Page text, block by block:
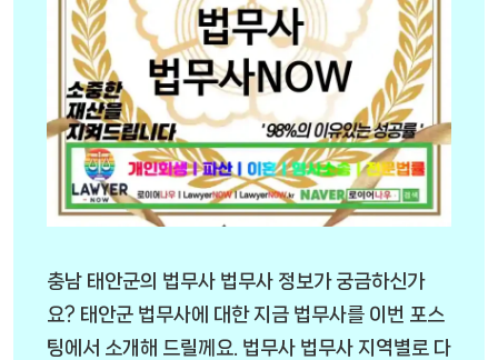
충남 태안군의 법무사 법무사 정보가 궁금하신가
요? 태안군 법무사에 대한 지금 법무사를 이번 포스
팅에서 소개해 드릴께요. 법무사 법무사 지역별로 다